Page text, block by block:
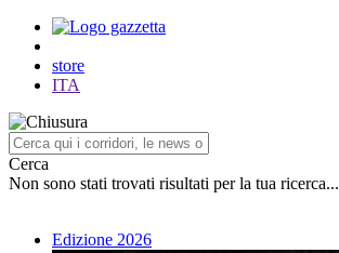
store
ITA
Cerca
Non sono stati trovati risultati per la tua ricerca...
Edizione 2026